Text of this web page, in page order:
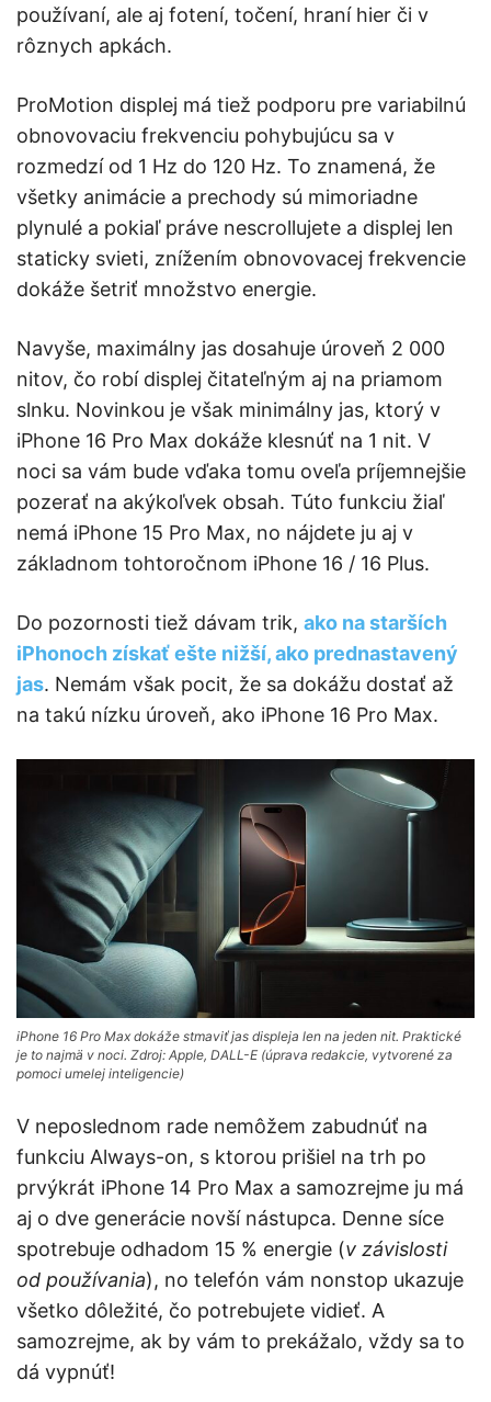
používaní, ale aj fotení, točení, hraní hier či v
rôznych apkách.
ProMotion displej má tiež podporu pre variabilnú
obnovovaciu frekvenciu pohybujúcu sa v
rozmedzí od 1 Hz do 120 Hz. To znamená, že
všetky animácie a prechody sú mimoriadne
plynulé a pokiaľ práve nescrollujete a displej len
staticky svieti, znížením obnovovacej frekvencie
dokáže šetriť množstvo energie.
Navyše, maximálny jas dosahuje úroveň 2 000
nitov, čo robí displej čitateľným aj na priamom
slnku. Novinkou je však minimálny jas, ktorý v
iPhone 16 Pro Max dokáže klesnúť na 1 nit. V
noci sa vám bude vďaka tomu oveľa príjemnejšie
pozerať na akýkoľvek obsah. Túto funkciu žiaľ
nemá iPhone 15 Pro Max, no nájdete ju aj v
základnom tohtoročnom iPhone 16 / 16 Plus.
Do pozornosti tiež dávam trik, ako na starších
iPhonoch získať ešte nižší, ako prednastavený
jas. Nemám však pocit, že sa dokážu dostať až
na takú nízku úroveň, ako iPhone 16 Pro Max.
iPhone 16 Pro Max dokáže stmaviť jas displeja len na jeden nit. Praktické
je to najmä v noci. Zdroj: Apple, DALL-E (úprava redakcie, vytvorené za
pomoci umelej inteligencie)
V neposlednom rade nemôžem zabudnúť na
funkciu Always-on, s ktorou prišiel na trh po
prvýkrát iPhone 14 Pro Max a samozrejme ju má
aj o dve generácie novší nástupca. Denne síce
spotrebuje odhadom 15 % energie (v závislosti
od používania), no telefón vám nonstop ukazuje
všetko dôležité, čo potrebujete vidieť. A
samozrejme, ak by vám to prekážalo, vždy sa to
dá vypnúť!